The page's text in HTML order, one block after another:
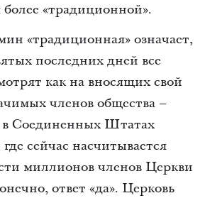
«традиционной».
«традиционная» означает,
последних дней все
как на вносящих свой
членов общества –
в Соединенных Штатах
сейчас насчитывается
миллионов членов Церкви
ответ «да». Церковь